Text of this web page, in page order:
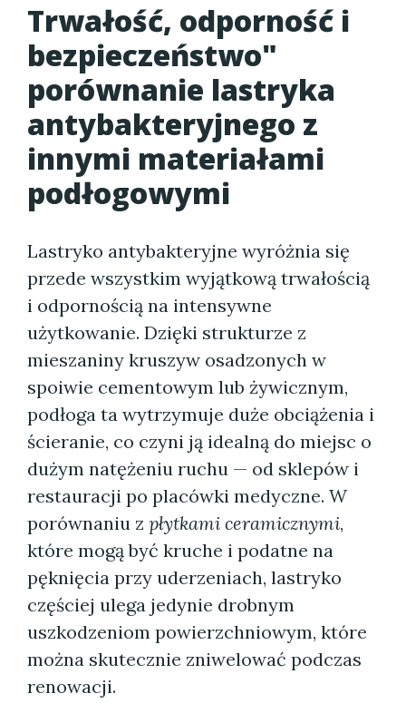
Trwałość, odporność i
bezpieczeństwo"
porównanie lastryka
antybakteryjnego z
innymi materiałami
podłogowymi
Lastryko antybakteryjne wyróżnia się
przede wszystkim wyjątkową trwałością
i odpornością na intensywne
użytkowanie. Dzięki strukturze z
mieszaniny kruszyw osadzonych w
spoiwie cementowym lub żywicznym,
podłoga ta wytrzymuje duże obciążenia i
ścieranie, co czyni ją idealną do miejsc o
dużym natężeniu ruchu — od sklepów i
restauracji po placówki medyczne. W
porównaniu z płytkami ceramicznymi,
które mogą być kruche i podatne na
pęknięcia przy uderzeniach, lastryko
częściej ulega jedynie drobnym
uszkodzeniom powierzchniowym, które
można skutecznie zniwelować podczas
renowacji.